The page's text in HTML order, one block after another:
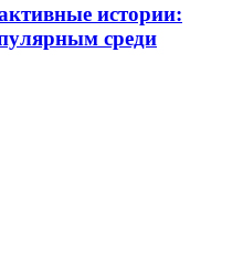
истории:
среди